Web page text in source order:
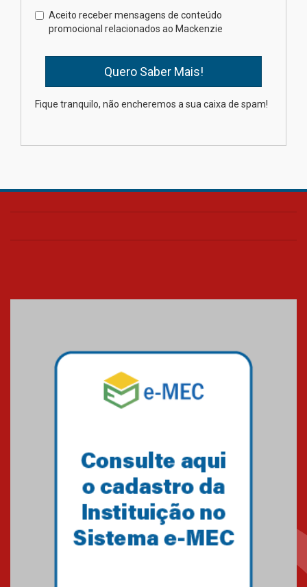
Como os pais podem investir
na educação dos filhos além da
escola
Transformadora reúne
Aceito receber mensagens de conteúdo
promocional relacionados ao Mackenzie
Fique tranquilo, não encheremos a sua caixa de spam!